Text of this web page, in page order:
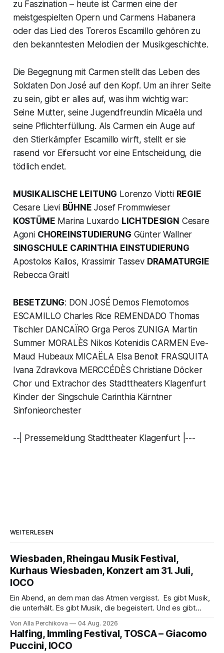
zu Faszination – heute ist Carmen eine der
meistgespielten Opern und Carmens Habanera
oder das Lied des Toreros Escamillo gehören zu
den bekanntesten Melodien der Musikgeschichte.
Die Begegnung mit Carmen stellt das Leben des
Soldaten Don José auf den Kopf. Um an ihrer Seite
zu sein, gibt er alles auf, was ihm wichtig war:
Seine Mutter, seine Jugendfreundin Micaëla und
seine Pflichterfüllung. Als Carmen ein Auge auf
den Stierkämpfer Escamillo wirft, stellt er sie
rasend vor Eifersucht vor eine Entscheidung, die
tödlich endet.
MUSIKALISCHE LEITUNG Lorenzo Viotti REGIE
Cesare Lievi BÜHNE Josef Frommwieser
KOSTÜME Marina Luxardo LICHTDESIGN Cesare
Agoni CHOREINSTUDIERUNG Günter Wallner
SINGSCHULE CARINTHIA EINSTUDIERUNG
Apostolos Kallos, Krassimir Tassev DRAMATURGIE
Rebecca Graitl
BESETZUNG: DON JOSÉ Demos Flemotomos
ESCAMILLO Charles Rice REMENDADO Thomas
Tischler DANCAÏRO Grga Peros ZUNIGA Martin
Summer MORALÈS Nikos Kotenidis CARMEN Eve-
Maud Hubeaux MICAËLA Elsa Benoit FRASQUITA
Ivana Zdravkova MERCCÉDÈS Christiane Döcker
Chor und Extrachor des Stadttheaters Klagenfurt
Kinder der Singschule Carinthia Kärntner
Sinfonieorchester
--| Pressemeldung Stadttheater Klagenfurt |---
WEITERLESEN
Wiesbaden, Rheingau Musik Festival,
Kurhaus Wiesbaden, Konzert am 31. Juli,
IOCO
Ein Abend, an dem man das Atmen vergisst. Es gibt Musik,
die unterhält. Es gibt Musik, die begeistert. Und es gibt
Genau so war der Abend im Kurhaus Wiesbaden, an dem
Johannes Brahms’ Erstes Klavierkonzert d-Moll op. 15 mit
Daniil
Von Alla Perchikova 04 Aug. 2026
Halfing, Immling Festival, TOSCA – Giacomo
Puccini, IOCO